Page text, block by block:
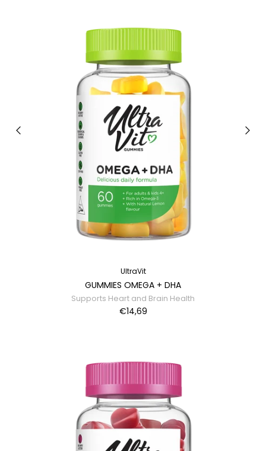
UltraVit
GUMMIES OMEGA + DHA
Supports Heart and Brain Health
€14,69